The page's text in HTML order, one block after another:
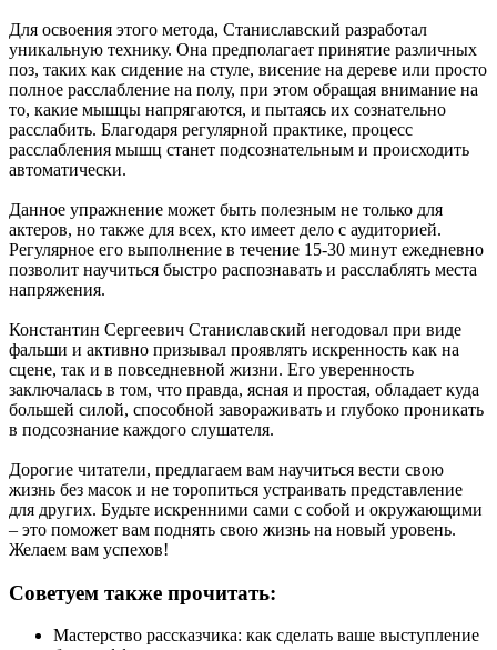
Для освоения этого метода, Станиславский разработал
уникальную технику. Она предполагает принятие различных
поз, таких как сидение на стуле, висение на дереве или просто
полное расслабление на полу, при этом обращая внимание на
то, какие мышцы напрягаются, и пытаясь их сознательно
расслабить. Благодаря регулярной практике, процесс
расслабления мышц станет подсознательным и происходить
автоматически.
Данное упражнение может быть полезным не только для
актеров, но также для всех, кто имеет дело с аудиторией.
Регулярное его выполнение в течение 15-30 минут ежедневно
позволит научиться быстро распознавать и расслаблять места
напряжения.
Константин Сергеевич Станиславский негодовал при виде
фальши и активно призывал проявлять искренность как на
сцене, так и в повседневной жизни. Его уверенность
заключалась в том, что правда, ясная и простая, обладает куда
большей силой, способной завораживать и глубоко проникать
в подсознание каждого слушателя.
Дорогие читатели, предлагаем вам научиться вести свою
жизнь без масок и не торопиться устраивать представление
для других. Будьте искренними сами с собой и окружающими
– это поможет вам поднять свою жизнь на новый уровень.
Желаем вам успехов!
Советуем также прочитать:
Мастерство рассказчика: как сделать ваше выступление